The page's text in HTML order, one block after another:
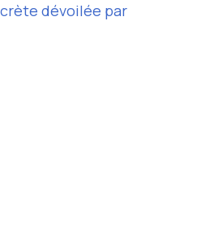
dévoilée par